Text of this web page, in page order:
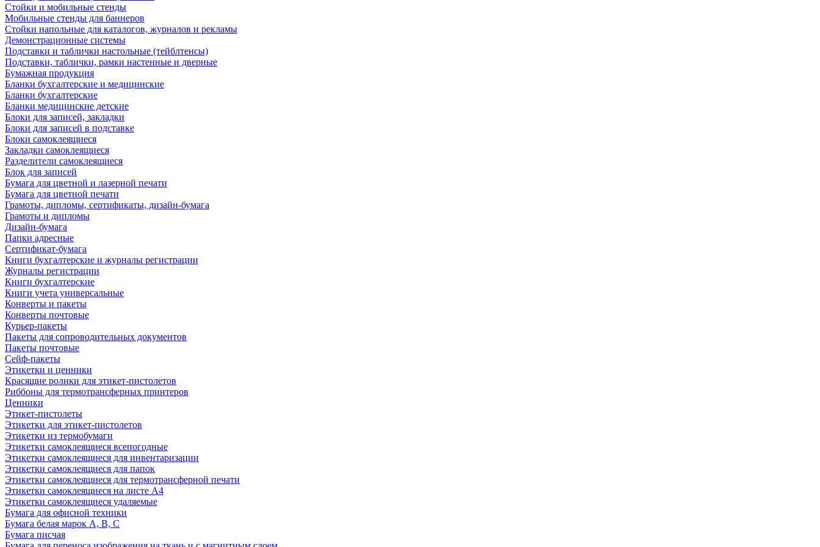
Стойки и мобильные стенды
Мобильные стенды для баннеров
Стойки напольные для каталогов, журналов и рекламы
Демонстрационные системы
Подставки и таблички настольные (тейблтенсы)
Подставки, таблички, рамки настенные и дверные
Бумажная продукция
Бланки бухгалтерские и медицинские
Бланки бухгалтерские
Бланки медицинские детские
Блоки для записей, закладки
Блоки для записей в подставке
Блоки самоклеящиеся
Закладки самоклеящиеся
Разделители самоклеящиеся
Блок для записей
Бумага для цветной и лазерной печати
Бумага для цветной печати
Грамоты, дипломы, сертификаты, дизайн-бумага
Грамоты и дипломы
Дизайн-бумага
Папки адресные
Сертификат-бумага
Книги бухгалтерские и журналы регистрации
Журналы регистрации
Книги бухгалтерские
Книги учета универсальные
Конверты и пакеты
Конверты почтовые
Курьер-пакеты
Пакеты для сопроводительных документов
Пакеты почтовые
Сейф-пакеты
Этикетки и ценники
Красящие ролики для этикет-пистолетов
Риббоны для термотрансферных принтеров
Ценники
Этикет-пистолеты
Этикетки для этикет-пистолетов
Этикетки из термобумаги
Этикетки самоклеящиеся всепогодные
Этикетки самоклеящиеся для инвентаризации
Этикетки самоклеящиеся для папок
Этикетки самоклеящиеся для термотрансферной печати
Этикетки самоклеящиеся на листе А4
Этикетки самоклеящиеся удаляемые
Бумага для офисной техники
Бумага белая марок А, В, С
Бумага писчая